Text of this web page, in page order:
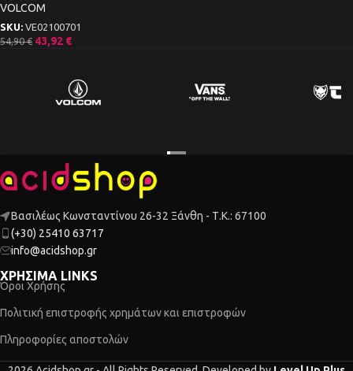
VOLCOM
SKU: VE02100701
54,90€ 43,92 €
Βασιλέως Κωνσταντίνου 26-32 Ξάνθη - Τ.Κ.: 67100
(+30) 25410 63717
info@acidshop.gr
ΧΡΗΣΙΜΑ LINKS
Όροι Χρήσης
Πολιτική επιστροφής χρημάτων και επιστροφών
Πληροφορίες αποστολών